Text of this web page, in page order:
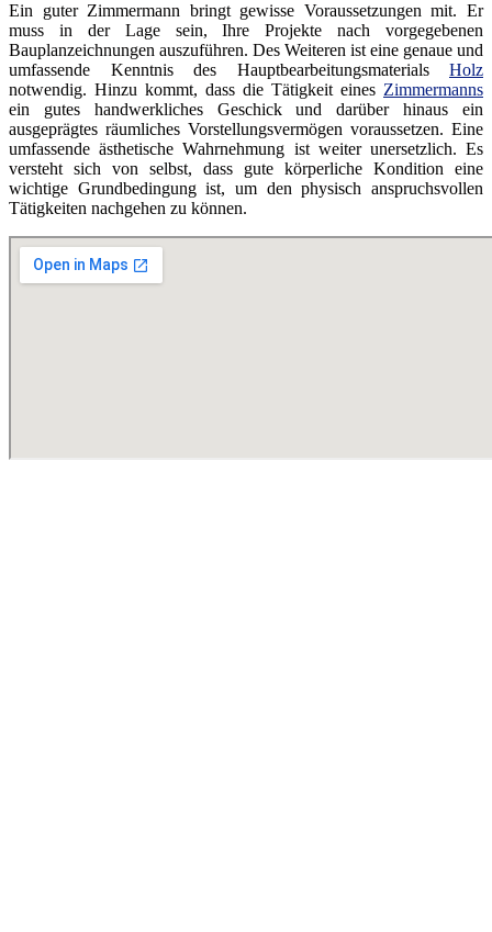
Ein guter Zimmermann bringt gewisse Voraussetzungen mit. Er
muss in der Lage sein, Ihre Projekte nach vorgegebenen
Bauplanzeichnungen auszuführen. Des Weiteren ist eine genaue und
umfassende Kenntnis des Hauptbearbeitungsmaterials Holz
notwendig. Hinzu kommt, dass die Tätigkeit eines Zimmermanns
ein gutes handwerkliches Geschick und darüber hinaus ein
ausgeprägtes räumliches Vorstellungsvermögen voraussetzen. Eine
umfassende ästhetische Wahrnehmung ist weiter unersetzlich. Es
versteht sich von selbst, dass gute körperliche Kondition eine
wichtige Grundbedingung ist, um den physisch anspruchsvollen
Tätigkeiten nachgehen zu können.